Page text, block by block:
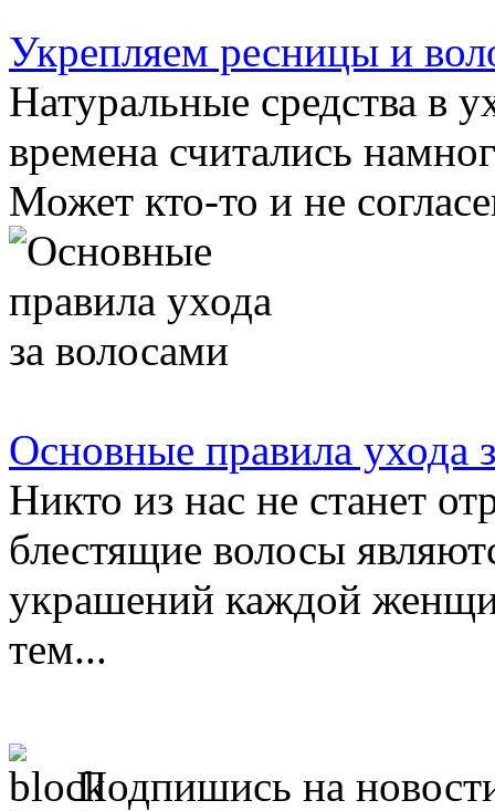
Укрепляем ресницы и
Натуральные средства в
времена считались
Может кто-то и не
Основные правила ухода
Никто из нас не станет
блестящие волосы
украшений каждой
тем...
Подпишись на